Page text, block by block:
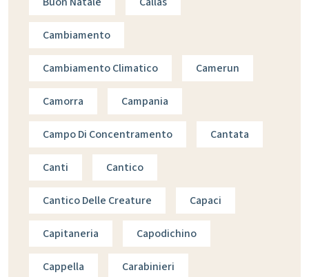
Cambiamento
Cambiamento Climatico Camerun
Camorra Campania
Campo Di Concentramento Cantata
Canti Cantico
Cantico Delle Creature Capaci
Capitaneria Capodichino
Cappella Carabinieri